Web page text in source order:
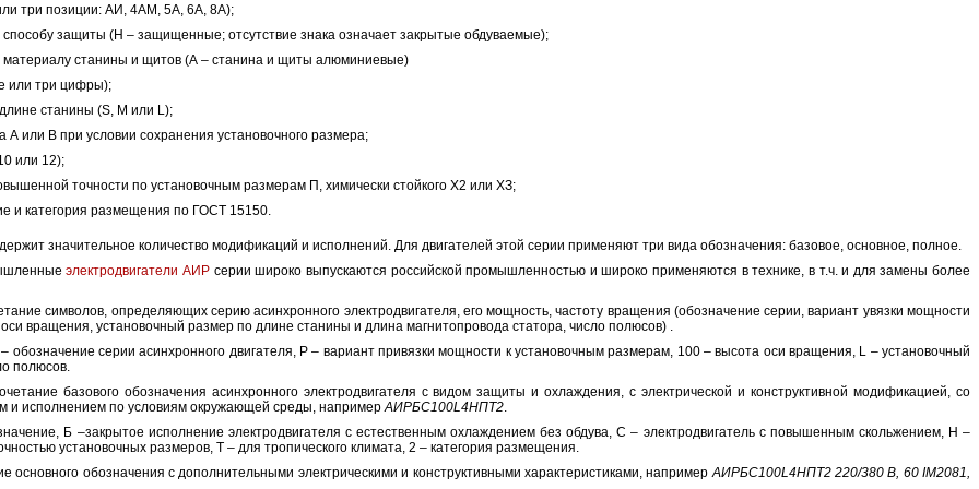
три позиции: АИ, 4AM, 5А, 6А, 8А);
способу защиты (Н – защищенные; отсутствие знака означает закрытые обдуваемые);
материалу станины и щитов (А – станина и щиты алюминиевые)
или три цифры);
станины (S, M или L);
А или В при условии сохранения установочного размера;
или 12);
точности по установочным размерам П, химически стойкого Х2 или ХЗ;
и категория размещения по ГОСТ 15150.
значительное количество модификаций и исполнений. Для двигателей этой серии применяют три вида обозначения: базовое, основное, полное.
электродвигатели АИР серии широко выпускаются российской промышленностью и широко применяются в технике, в т.ч. и для замены более
символов, определяющих серию асинхронного электродвигателя, его мощность, частоту вращения (обозначение серии, вариант увязки мощности
вращения, установочный размер по длине станины и длина магнитопровода статора, число полюсов) .
обозначение серии асинхронного двигателя, Р – вариант привязки мощности к установочным размерам, 100 – высота оси вращения, L – установочный
полюсов.
базового обозначения асинхронного электродвигателя с видом защиты и охлаждения, с электрической и конструктивной модификацией, со
и исполнением по условиям окружающей среды, напримерАИРБС100L4НПТ2.
Б –закрытое исполнение электродвигателя с естественным охлаждением без обдува, С – электродвигатель с повышенным скольжением, Н –
установочных размеров, Т – для тропического климата, 2 – категория размещения.
основного обозначения с дополнительными электрическими и конструктивными характеристиками, напримерАИРБС100L4НПТ2 220/380 В, 60 IM2081,